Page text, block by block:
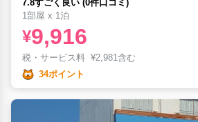
7.8すごく良い (0件口コミ)
1部屋 x 1泊
¥9,916
税・サービス料 ¥2,981含む
34ポイント